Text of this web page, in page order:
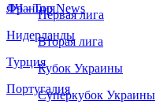
Франция
Нидерланды
Турция
Португалия
ЛЧ - Top News
Первая лига
Вторая лига
Кубок Украины
Суперкубок Украины